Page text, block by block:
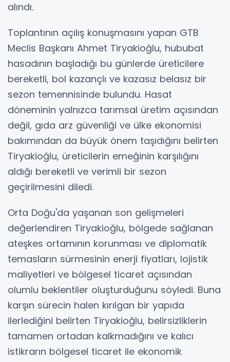
alındı.
Toplantının açılış konuşmasını yapan GTB
Meclis Başkanı Ahmet Tiryakioğlu, hububat
hasadının başladığı bu günlerde üreticilere
bereketli, bol kazançlı ve kazasız belasız bir
sezon temennisinde bulundu. Hasat
döneminin yalnızca tarımsal üretim açısından
değil, gıda arz güvenliği ve ülke ekonomisi
bakımından da büyük önem taşıdığını belirten
Tiryakioğlu, üreticilerin emeğinin karşılığını
aldığı bereketli ve verimli bir sezon
geçirilmesini diledi.
Orta Doğu'da yaşanan son gelişmeleri
değerlendiren Tiryakioğlu, bölgede sağlanan
ateşkes ortamının korunması ve diplomatik
temasların sürmesinin enerji fiyatları, lojistik
maliyetleri ve bölgesel ticaret açısından
olumlu beklentiler oluşturduğunu söyledi. Buna
karşın sürecin halen kırılgan bir yapıda
ilerlediğini belirten Tiryakioğlu, belirsizliklerin
tamamen ortadan kalkmadığını ve kalıcı
istikrarın bölgesel ticaret ile ekonomik